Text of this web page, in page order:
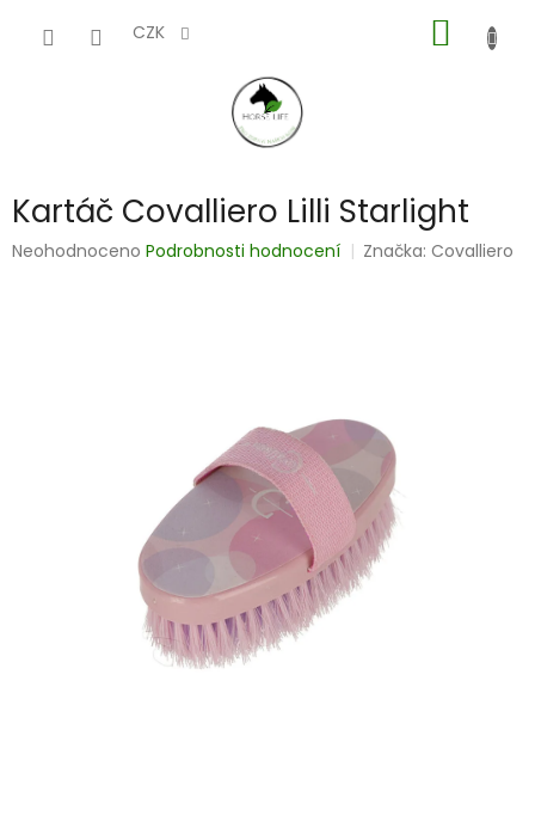
CZK
KOŠÍK
Kartáč Covalliero Lilli Starlight
Průměrné
Neohodnoceno Podrobnosti hodnocení Značka:Covalliero